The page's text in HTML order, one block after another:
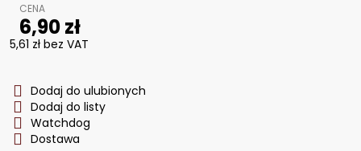
6,90 zł
5,61 zł bez VAT
Dodaj do ulubionych
Dodaj do listy
Watchdog
Dostawa